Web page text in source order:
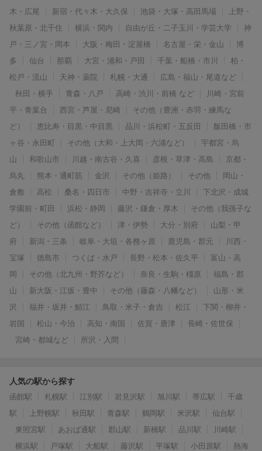
木・広尾
新宿・代々木・大久保 池袋・大塚・高田馬場
上野・
秋葉原・北千住
横浜・関内 自由が丘・二子玉川・学芸大学
神
戸・三ノ宮・岡本
大阪・梅田・淀屋橋 名古屋・栄・金山
博
多
仙台 那覇 大宮・浦和・戸田 千葉・船橋・市川
柏・
松戸・流山
天神・薬院 札幌・大通
広島・福山・尾道など
秋田・横手
青森・八戸 高崎・渋川・前橋 など
川崎・宮前
平・青葉台
西宮・芦屋・尼崎
その他（豊洲・赤羽・練馬な
ど）
恵比寿・目黒・中目黒 品川・浜松町・五反田
飯田橋・市
ヶ谷・永田町
その他（大和・上大岡・六浦など）
宇都宮・烏
山
和歌山市 川越・南古谷・久喜 彦根・草津・高島
京都・
烏丸
熊本・通町筋 金沢 その他（姫路） その他
岡山・
倉敷
高松 桑名・四日市 中野・吉祥寺・立川
下北沢・成城
学園前・町田
浜松・静岡 藤沢・鎌倉・厚木
その他（我孫子な
ど）
その他（函館など） 津・伊勢 大分・別府
山梨・甲
府
新潟・三条 岐阜・大垣・各務ヶ原 鹿児島・郡元
川西・
宝塚
徳島市 つくば・水戸 長野・松本・佐久平
富山・高
岡
その他（北九州・野芥など） 奈良・生駒・橿原
福島・郡
山
新大阪・江坂・豊中 その他（藤森・八幡など）
山形・米
沢
福井・坂井・鯖江 鳥取・米子・倉吉 松江
下関・柳井・
岩国
松山・今治 高知・南国 佐賀・唐津
長崎・佐世保
宮崎・都城など
所沢・入間
人気の駅から探す
函館駅 札幌駅 江別駅 岩見沢駅 旭川駅 帯広駅
千歳
駅
上野幌駅 秋田駅 青森駅 鶴岡駅 米沢駅
仙台駅
東照宮駅
あおば通駅 郡山駅 新橋駅 品川駅
川崎駅
横浜駅
戸塚駅 大船駅 藤沢駅 平塚駅 小田原駅
熱海